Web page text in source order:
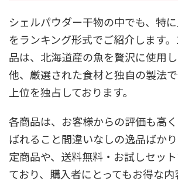
シェルパウダー干物の中でも、特
をランキング形式でご紹介します
品は、北海道産の魚を贅沢に使用
他、厳選された食材と独自の製法
上位を独占しております。
各商品は、お客様からの評価も高
ばれること間違いなしの逸品ばか
定商品や、送料無料・お試しセッ
ており、購入者にとってもお得な内